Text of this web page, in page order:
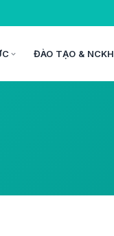
ĐÀO TẠO & NCKH